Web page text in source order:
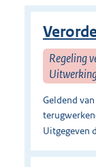
Regeling
Geldend
Uitgegeven